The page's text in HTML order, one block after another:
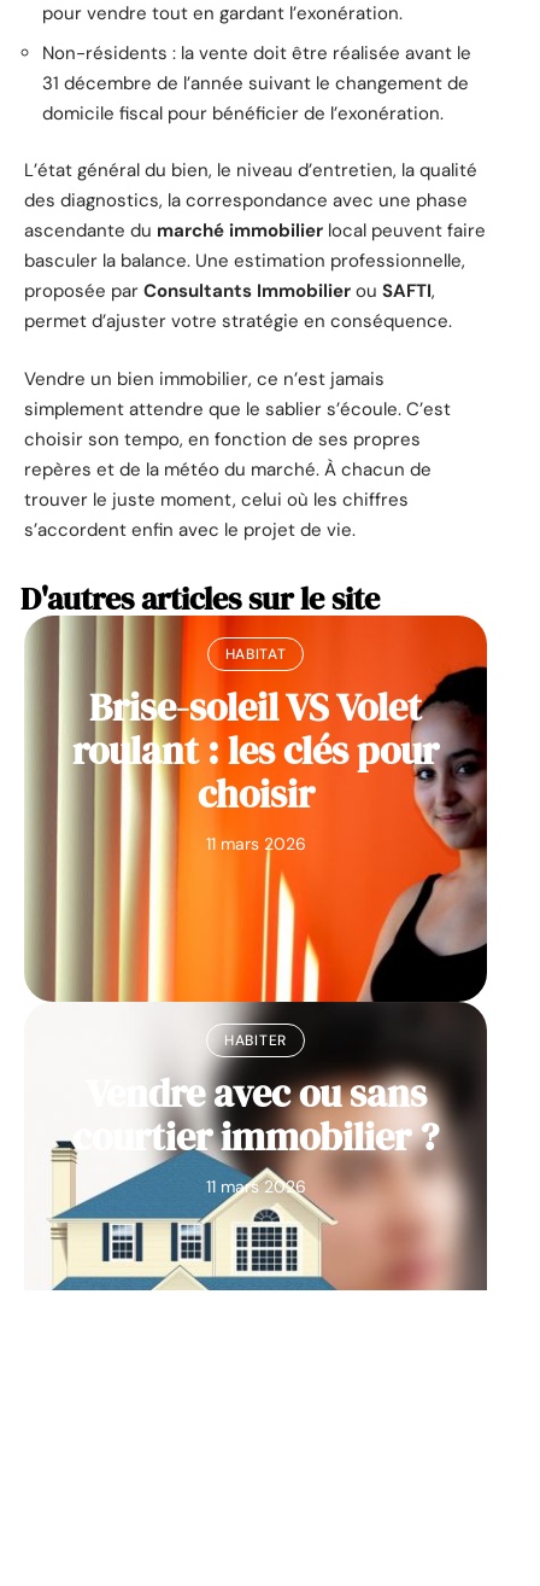
pour vendre tout en gardant l’exonération.
Non-résidents : la vente doit être réalisée avant le
31 décembre de l’année suivant le changement de
domicile fiscal pour bénéficier de l’exonération.
L’état général du bien, le niveau d’entretien, la qualité
des diagnostics, la correspondance avec une phase
ascendante du marché immobilier local peuvent faire
basculer la balance. Une estimation professionnelle,
proposée par Consultants Immobilier ou SAFTI,
permet d’ajuster votre stratégie en conséquence.
Vendre un bien immobilier, ce n’est jamais
simplement attendre que le sablier s’écoule. C’est
choisir son tempo, en fonction de ses propres
repères et de la météo du marché. À chacun de
trouver le juste moment, celui où les chiffres
s’accordent enfin avec le projet de vie.
D'autres articles sur le site
HABITAT
Brise-soleil VS Volet
roulant : les clés pour
choisir
11 mars 2026
HABITER
Vendre avec ou sans
courtier immobilier ?
11 mars 2026